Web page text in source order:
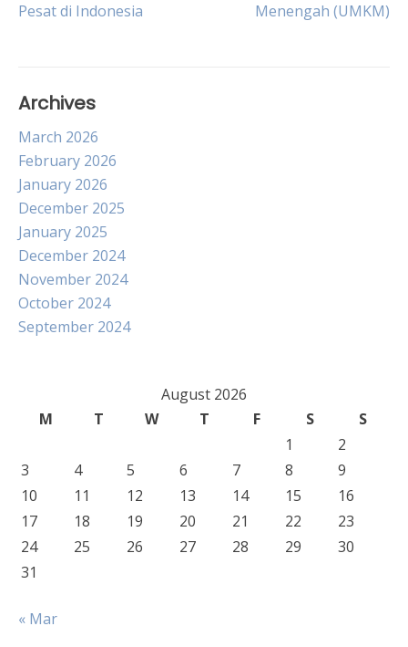
navigation
Pesat di Indonesia
Menengah (UMKM)
Archives
March 2026
February 2026
January 2026
December 2025
January 2025
December 2024
November 2024
October 2024
September 2024
August 2026
M
T W T F S
S
1
2
3
4 5 6 7 8
9
10
11 12 13 14 15
16
17
18 19 20 21 22
23
24
25 26 27 28 29
30
31
« Mar